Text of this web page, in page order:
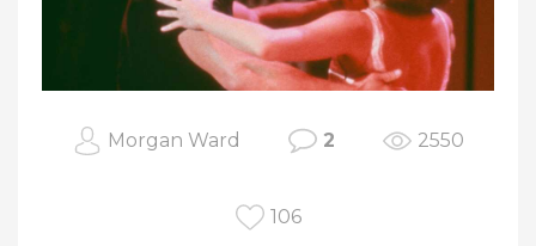
Morgan Ward 2 2550
106